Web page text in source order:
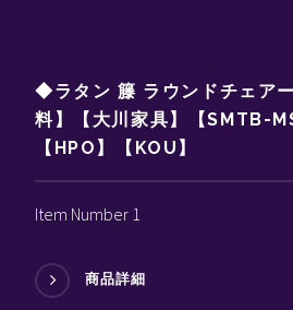
◆ラタン 籐 ラウンドチェア
料】【大川家具】【SMTB-
【HPO】【KOU】
Item Number 1
商品詳細